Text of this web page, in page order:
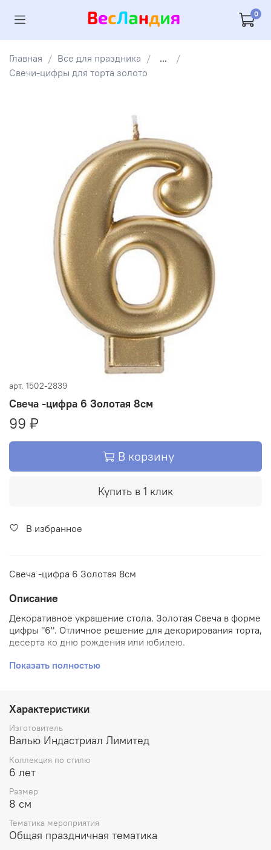
0
Главная Все для праздника
...
Свечи-цифры для торта золото
арт. 1502-2839
Свеча -цифра 6 Золотая 8см
99 ₽
В корзину
Купить в 1 клик
В избранное
Свеча -цифра 6 Золотая 8см
Описание
Декоративное украшение стола. Золотая Свеча в форме
цифры "6". Отличное решение для декорирования торта,
десерта ко дню рождения или юбилею.
Стеарин, оригинальный дизайн.
Показать полностью
Характеристики
Изготовитель
Валью Индастриал Лимитед
Коллекция по стилю
6 лет
Размер
8 см
Тематика мероприятия
Общая праздничная тематика